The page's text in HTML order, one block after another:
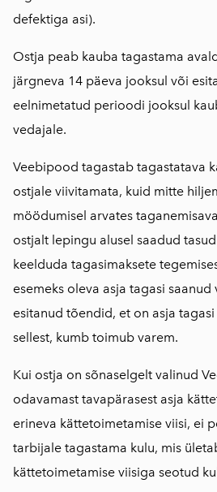
defektiga asi).
Ostja peab kauba tagastama
järgneva 14 päeva jooksul või
eelnimetatud perioodi jooksul
vedajale.
Veebipood tagastab tagastatava
ostjale viivitamata, kuid mitte
möödumisel arvates
ostjalt lepingu alusel saadud
keelduda tagasimaksete
esemeks oleva asja tagasi
esitanud tõendid, et on asja
sellest, kumb toimub varem.
Kui ostja on sõnaselgelt valinud
odavamast tavapärasest asja
erineva kättetoimetamise viisi, ei
tarbijale tagastama kulu, mis
kättetoimetamise viisiga seotud